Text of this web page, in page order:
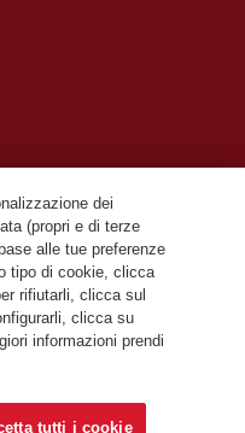
dei
(propri e di terze
alle tue preferenze
tipo di cookie, clicca
rifiutarli, clicca sul
clicca su
informazioni prendi
tutti i cookie